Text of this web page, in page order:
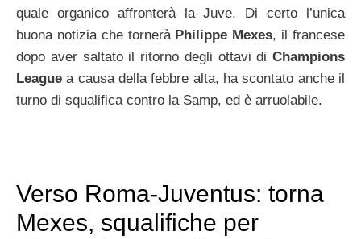
quale organico affronterà la Juve. Di certo l’unica
buona notizia che tornerà Philippe Mexes, il francese
dopo aver saltato il ritorno degli ottavi di Champions
League a causa della febbre alta, ha scontato anche il
turno di squalifica contro la Samp, ed è arruolabile.
Verso Roma-Juventus: torna
Mexes, squalifiche per